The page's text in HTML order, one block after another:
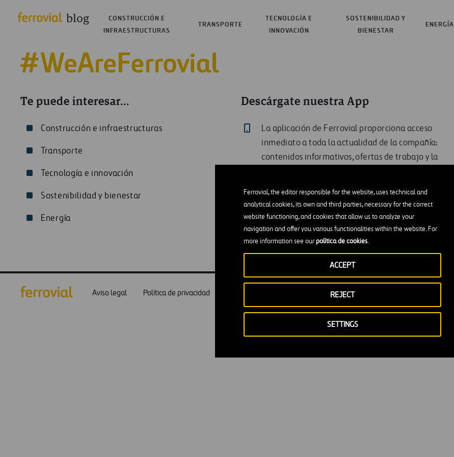
Ferrovial, the editor responsible for the website, uses technical and
analytical cookies, its own and third parties, necessary for the correct
website functioning, and cookies that allow us to analyze your
navigation and offer you various functionalities within the website. For
more information see ourpolítica de cookies.
SETTINGS
REJECT
ACCEPT
CONSTRUCCIÓN E
INFRAESTRUCTURAS
TRANSPORTE
TECNOLOGÍA E
INNOVACIÓN
SOSTENIBILIDAD Y
BIENESTAR
ENERGÍA
Te puede interesar...
Construcción e infraestructuras
Transporte
Tecnología e innovación
Sostenibilidad y bienestar
Energía
Descárgate nuestra App
La aplicación de Ferrovial proporciona acceso
inmediato a toda la actualidad de la compañía:
contenidos informativos, ofertas de trabajo y la
Aviso legal Política de privacidad